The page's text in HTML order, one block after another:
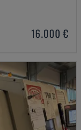
16.000 €